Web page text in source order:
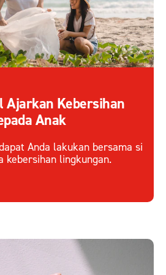
Ajarkan Kebersihan
Anak
Anda lakukan bersama si
kebersihan lingkungan.
Kebiasaan Kecil Ajarkan